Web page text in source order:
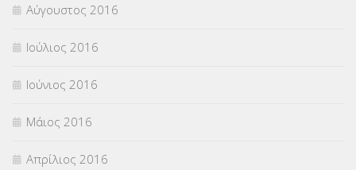
Αύγουστος 2016
Ιούλιος 2016
Ιούνιος 2016
Μάιος 2016
Απρίλιος 2016